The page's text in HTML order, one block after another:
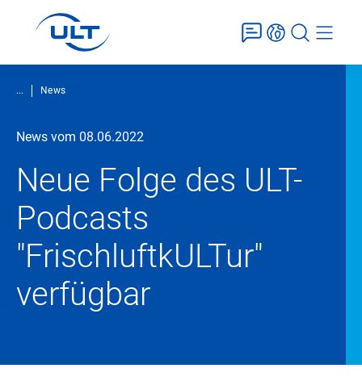
... News
News vom 08.06.2022
Neue Folge des ULT-
Podcasts
"FrischluftkULTur"
verfügbar